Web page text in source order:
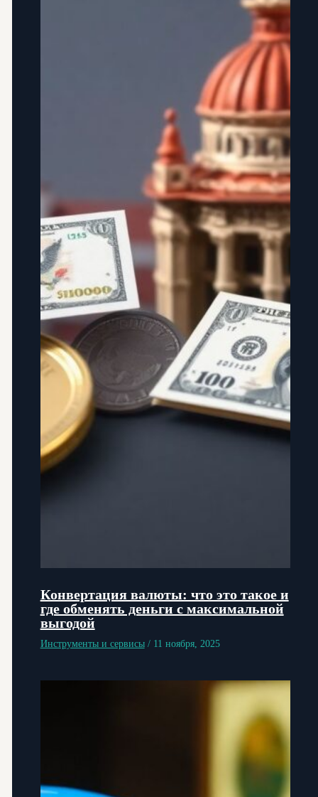
Конвертация валюты: что это такое и
где обменять деньги с максимальной
выгодой
Инструменты и сервисы/ 11 ноября, 2025